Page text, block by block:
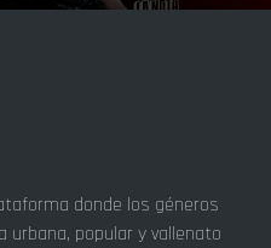
donde los géneros
urbana, popular y vallenato